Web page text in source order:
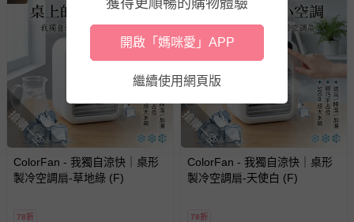
材質：ABS 原生塑料
附件：遙控器*1、產品說明書*1
退換貨須知
您所購買的商品享有7天的鑑賞期／猶豫期權益，但此期間
並非試用期，您所退回的商品必須是未經使用的全新狀態，
包含完整包裝、配件、說明文件及贈品等。
如需退換貨，請於收到商品7天（含例假日內提出），如為
瑕疵退換貨所產生的運費，將由媽咪愛負責處理，若非瑕疵
並點選『我要退貨』即可進行申請。若有相關退貨問題，請
搶購一空
ColorFan - 我獨自涼快｜桌形
製冷空調扇-草地綠 (F)
78折
搶購一空
ColorFan - 我獨自涼快｜桌形
製冷空調扇-天使白 (F)
78折
獲得更順暢的購物體驗
開啟「媽咪愛」APP
繼續使用網頁版